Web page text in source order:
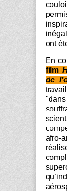
ont
En
film
de